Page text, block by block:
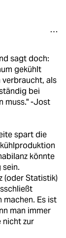
sagt doch:
gekühlt
als
bei
muss." -Jost
spart die
könnte
sein.
(oder Statistik)
machen. Es ist
man immer
nicht zur